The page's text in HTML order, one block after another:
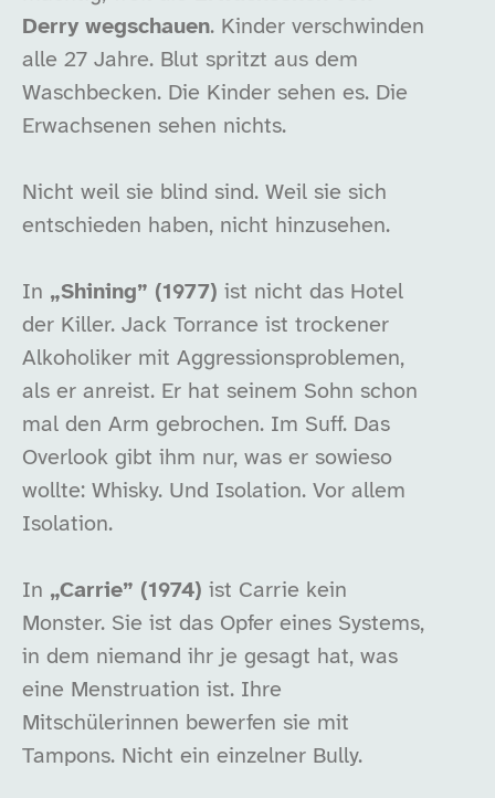
Derry wegschauen. Kinder verschwinden
alle 27 Jahre. Blut spritzt aus dem
Waschbecken. Die Kinder sehen es. Die
Erwachsenen sehen nichts.
Nicht weil sie blind sind. Weil sie sich
entschieden haben, nicht hinzusehen.
In „Shining” (1977) ist nicht das Hotel
der Killer. Jack Torrance ist trockener
Alkoholiker mit Aggressionsproblemen,
als er anreist. Er hat seinem Sohn schon
mal den Arm gebrochen. Im Suff. Das
Overlook gibt ihm nur, was er sowieso
wollte: Whisky. Und Isolation. Vor allem
Isolation.
In „Carrie” (1974) ist Carrie kein
Monster. Sie ist das Opfer eines Systems,
in dem niemand ihr je gesagt hat, was
eine Menstruation ist. Ihre
Mitschülerinnen bewerfen sie mit
Tampons. Nicht ein einzelner Bully.